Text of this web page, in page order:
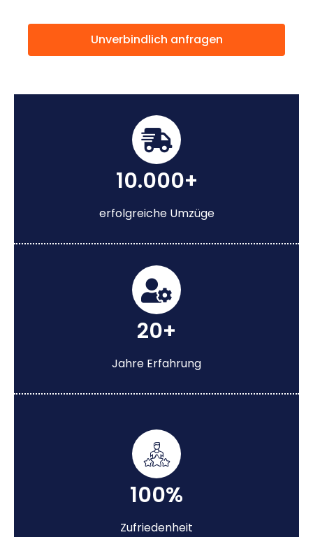
Unverbindlich anfragen
10.000+
erfolgreiche Umzüge
20+
Jahre Erfahrung
100%
Zufriedenheit